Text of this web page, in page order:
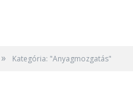
» Kategória: "Anyagmozgatás"